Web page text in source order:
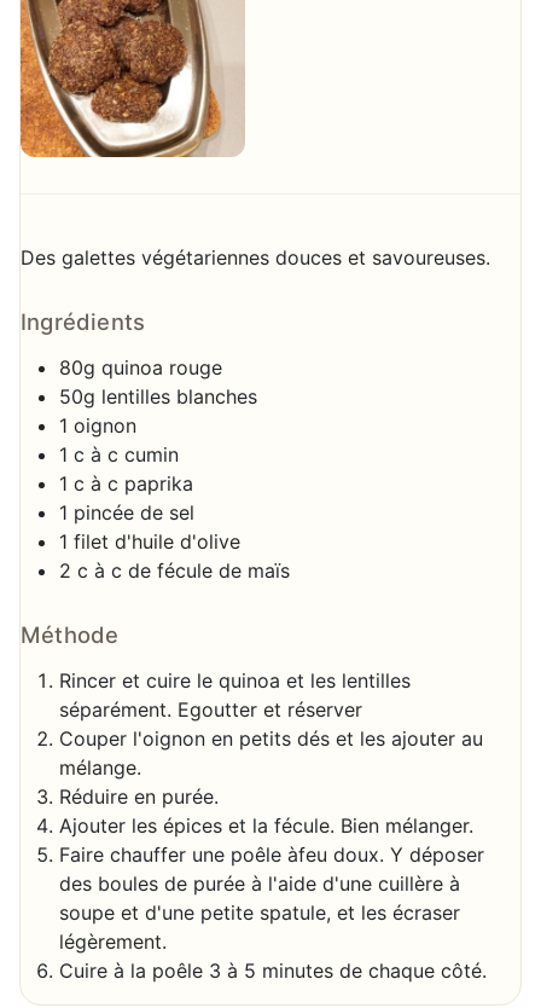
Des galettes végétariennes douces et savoureuses.
Ingrédients
80g quinoa rouge
50g lentilles blanches
1 oignon
1 c à c cumin
1 c à c paprika
1 pincée de sel
1 filet d'huile d'olive
2 c à c de fécule de maïs
Méthode
Rincer et cuire le quinoa et les lentilles
séparément. Egoutter et réserver
Couper l'oignon en petits dés et les ajouter au
mélange.
Réduire en purée.
Ajouter les épices et la fécule. Bien mélanger.
Faire chauffer une poêle àfeu doux. Y déposer
des boules de purée à l'aide d'une cuillère à
soupe et d'une petite spatule, et les écraser
légèrement.
Cuire à la poêle 3 à 5 minutes de chaque côté.